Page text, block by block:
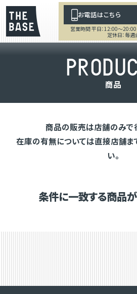
お電話はこちら
営業時間 平日：12:00～
定休日：毎
PRODUC
商品
商品の販売は店舗のみで
在庫の有無については直接店舗ま
い。
条件に一致する商品が